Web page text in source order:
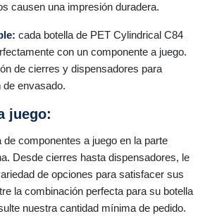
causen una impresión duradera.
cada botella de PET Cylindrical C84
con un componente a juego.
de cierres y dispensadores para
envasado.
juego:
componentes a juego en la parte
Desde cierres hasta dispensadores, le
de opciones para satisfacer sus
la combinación perfecta para su botella
nuestra cantidad mínima de pedido.